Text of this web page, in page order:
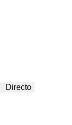
Directo